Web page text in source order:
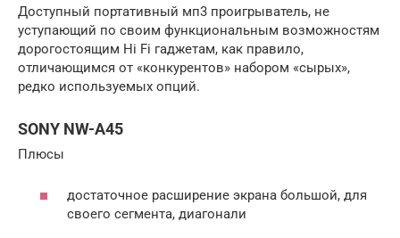
Доступный портативный мп3 проигрыватель, не
уступающий по своим функциональным возможностям
дорогостоящим Hi Fi гаджетам, как правило,
отличающимся от «конкурентов» набором «сырых»,
редко используемых опций.
SONY NW-A45
Плюсы
достаточное расширение экрана большой, для
своего сегмента, диагонали